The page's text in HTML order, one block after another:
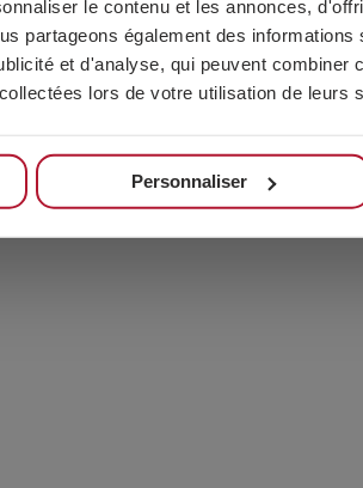
le contenu et les annonces,
partageons également des
et d'analyse, qui peuvent
lors de votre utilisation de leurs
Personnaliser